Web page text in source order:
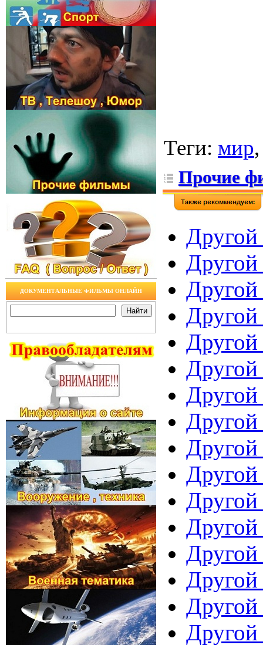
ДОКУМЕНТАЛЬНЫЕ ФИЛЬМЫ ОНЛАЙН
Теги: мир
Прочие
Другой
Другой
Другой
Другой
Другой
Другой
Другой
Другой
Другой
Другой